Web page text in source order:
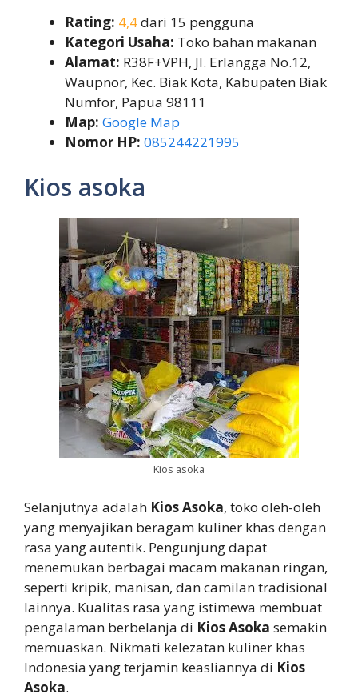
Rating: 4,4dari 15 pengguna
Kategori Usaha: Toko bahan makanan
Alamat: R38F+VPH, Jl. Erlangga No.12,
Waupnor, Kec. Biak Kota, Kabupaten Biak
Numfor, Papua 98111
Map: Google Map
Nomor HP: 085244221995
Kios asoka
Kios asoka
Selanjutnya adalah Kios Asoka, toko oleh-oleh
yang menyajikan beragam kuliner khas dengan
rasa yang autentik. Pengunjung dapat
menemukan berbagai macam makanan ringan,
seperti kripik, manisan, dan camilan tradisional
lainnya. Kualitas rasa yang istimewa membuat
pengalaman berbelanja di Kios Asoka semakin
memuaskan. Nikmati kelezatan kuliner khas
Indonesia yang terjamin keasliannya di Kios
Asoka.